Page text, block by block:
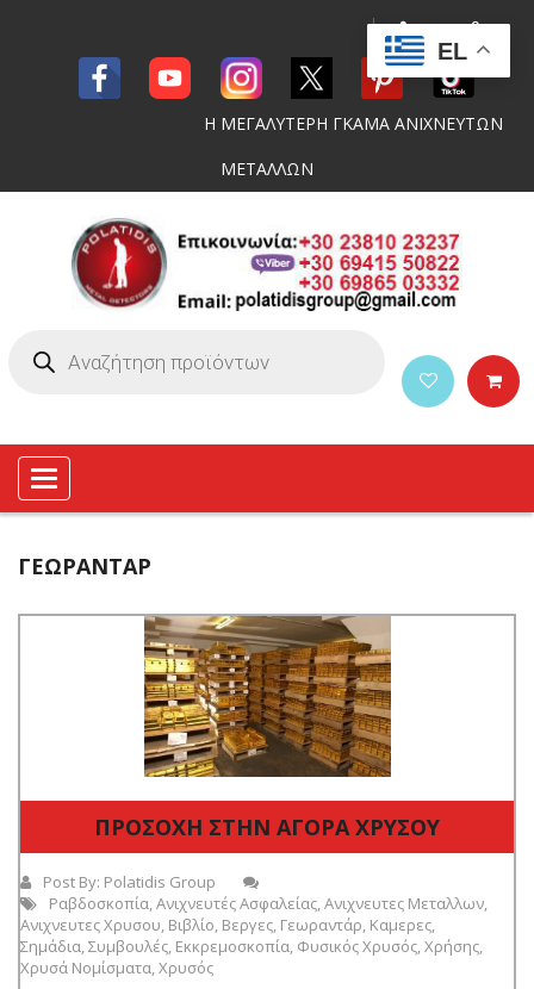
Η ΜΕΓΑΛΥΤΕΡΗ ΓΚΑΜΑ ΑΝΙΧΝΕΥΤΩΝ
ΜΕΤΑΛΛΩΝ
Toggle
navigation
ΓΕΩΡΑΝΤΆΡ
ΠΡΟΣΟΧΗ ΣΤΗΝ ΑΓΟΡΑ ΧΡΥΣΟΥ
Post By: Polatidis Group
Ραβδοσκοπία Ανιχνευτές Ασφαλείας Ανιχνευτες Μεταλλων
Ανιχνευτες Χρυσου Βιβλίο Βεργες Γεωραντάρ Καμερες
Σημάδια Συμβουλές Εκκρεμοσκοπία Φυσικός Χρυσός Χρήσης
Χρυσά Νομίσματα Χρυσός
EL